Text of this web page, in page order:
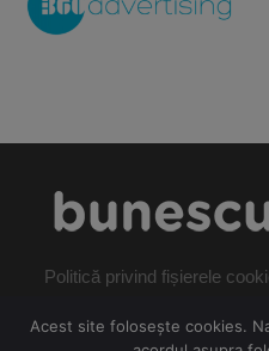
Politică privind fișierele
Acest site folosește cookies.